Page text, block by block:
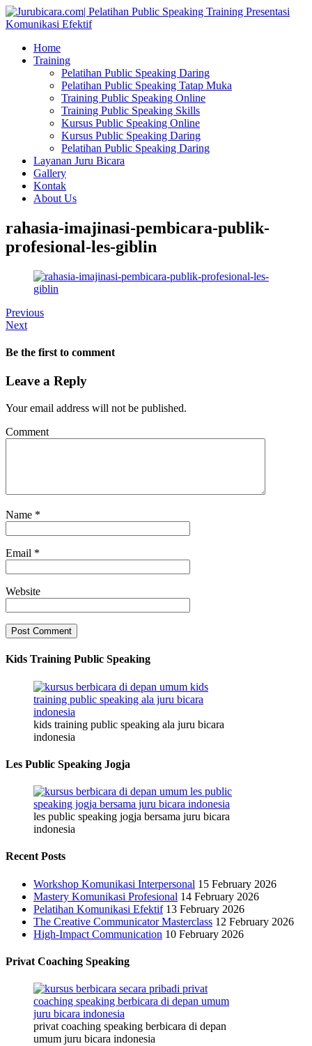
Home
Training
Pelatihan Public Speaking Daring
Pelatihan Public Speaking Tatap Muka
Training Public Speaking Online
Training Public Speaking Skills
Kursus Public Speaking Online
Kursus Public Speaking Daring
Pelatihan Public Speaking Daring
Layanan Juru Bicara
Gallery
Kontak
About Us
rahasia-imajinasi-pembicara-publik-
profesional-les-giblin
Previous
Next
Be the first to comment
Leave a Reply
Your email address will not be published.
Comment
Name *
Email *
Website
Kids Training Public Speaking
kids training public speaking ala juru bicara
indonesia
Les Public Speaking Jogja
les public speaking jogja bersama juru bicara
indonesia
Recent Posts
Workshop Komunikasi Interpersonal 15 February 2026
Mastery Komunikasi Profesional 14 February 2026
Pelatihan Komunikasi Efektif 13 February 2026
The Creative Communicator Masterclass 12 February 2026
High-Impact Communication 10 February 2026
Privat Coaching Speaking
privat coaching speaking berbicara di depan
umum juru bicara indonesia